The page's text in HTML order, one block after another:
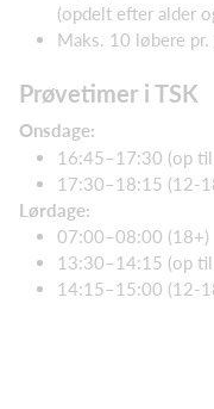
(opdelt efter alder
Maks. 10 løbere
Prøvetimer i TSK
Onsdage:
16:45–17:30 (op til
17:30–18:15 (12-
Lørdage:
07:00–08:00 (18+)
13:30–14:15 (op til
14:15–15:00 (12-